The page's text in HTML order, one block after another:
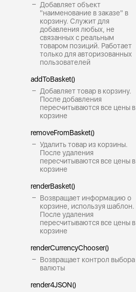
Добавляет объект
"наименование в заказе" в
корзину. Служит для
добавления любых, не
связанных с реальным
товаром позиций. Работает
только для авторизованных
пользователей
addToBasket()
Добавляет товар в корзину.
После добавления
пересчитываются все цены в
корзине
removeFromBasket()
Удалить товар из корзины.
После удаления
пересчитываются все цены в
корзине
renderBasket()
Возвращает информацию о
корзине, используя шаблон.
После удаления
пересчитываются все цены в
корзине
renderCurrencyChooser()
Возвращает контрол выбора
валюты
render4JSON()